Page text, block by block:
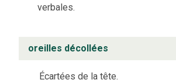
verbales.
oreilles décollées
Écartées de la tête.